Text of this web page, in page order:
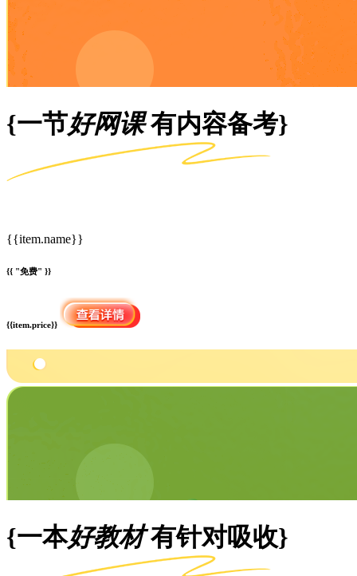
{一节好网课有内容备考}
{{item.name}}
{{ "免费" }}
{{item.price}}
{一本好教材有针对吸收}